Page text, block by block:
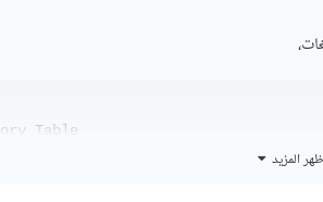
Table
المزيد